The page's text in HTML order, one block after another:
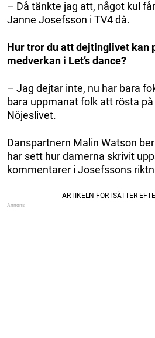
– Då tänkte jag att, något kul
Janne Josefsson i TV4 då.
Hur tror du att dejtinglivet kan
medverkan i Let’s dance?
– Jag dejtar inte, nu har bara
bara uppmanat folk att rösta
Nöjeslivet.
Danspartnern Malin Watson
har sett hur damerna skrivit
kommentarer i Josefssons